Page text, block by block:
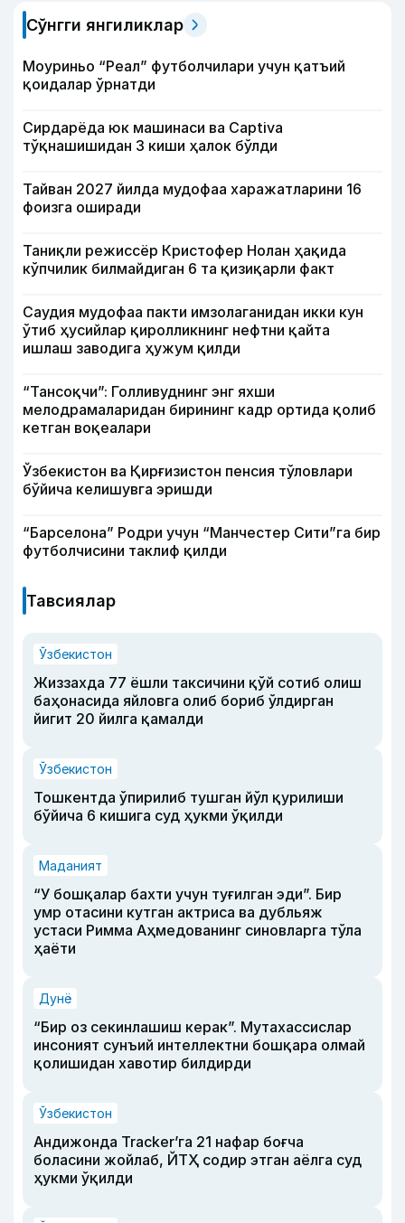
Сўнгги янгиликлар
Моуриньо “Реал” футболчилари учун қатъий
қоидалар ўрнатди
Сирдарёда юк машинаси ва Captiva
тўқнашишидан 3 киши ҳалок бўлди
Тайван 2027 йилда мудофаа харажатларини 16
фоизга оширади
Таниқли режиссёр Кристофер Нолан ҳақида
кўпчилик билмайдиган 6 та қизиқарли факт
Саудия мудофаа пакти имзолаганидан икки кун
ўтиб ҳусийлар қиролликнинг нефтни қайта
ишлаш заводига ҳужум қилди
“Тансоқчи”: Голливуднинг энг яхши
мелодрамаларидан бирининг кадр ортида қолиб
кетган воқеалари
Ўзбекистон ва Қирғизистон пенсия тўловлари
бўйича келишувга эришди
“Барселона” Родри учун “Манчестер Сити”га бир
футболчисини таклиф қилди
Тавсиялар
Ўзбекистон
Жиззахда 77 ёшли таксичини қўй сотиб олиш
баҳонасида яйловга олиб бориб ўлдирган
йигит 20 йилга қамалди
Ўзбекистон
Тошкентда ўпирилиб тушган йўл қурилиши
бўйича 6 кишига суд ҳукми ўқилди
Маданият
“У бошқалар бахти учун туғилган эди”. Бир
умр отасини кутган актриса ва дубльяж
устаси Римма Аҳмедованинг синовларга тўла
ҳаёти
Дунё
“Бир оз секинлашиш керак”. Мутахассислар
инсоният сунъий интеллектни бошқара олмай
қолишидан хавотир билдирди
Ўзбекистон
Андижонда Tracker’га 21 нафар боғча
боласини жойлаб, ЙТҲ содир этган аёлга суд
ҳукми ўқилди